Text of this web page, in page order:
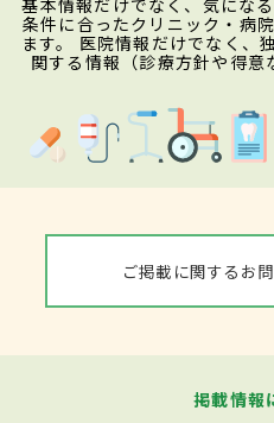
条件に合ったクリニック・病
ます。 医院情報だけでなく、
関する情報（診療方針や得意
ご掲載に関するお
掲載情報